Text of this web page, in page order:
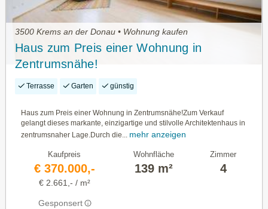
3500 Krems an der Donau • Wohnung kaufen
Haus zum Preis einer Wohnung in
Zentrumsnähe!
Terrasse Garten günstig
Haus zum Preis einer Wohnung in Zentrumsnähe!Zum Verkauf
gelangt dieses markante, einzigartige und stilvolle Architektenhaus in
zentrumsnaher Lage.Durch die... mehr anzeigen
Kaufpreis
€ 370.000,-
€ 2.661,- / m²
Gesponsert
Wohnfläche
139 m²
Zimmer
4